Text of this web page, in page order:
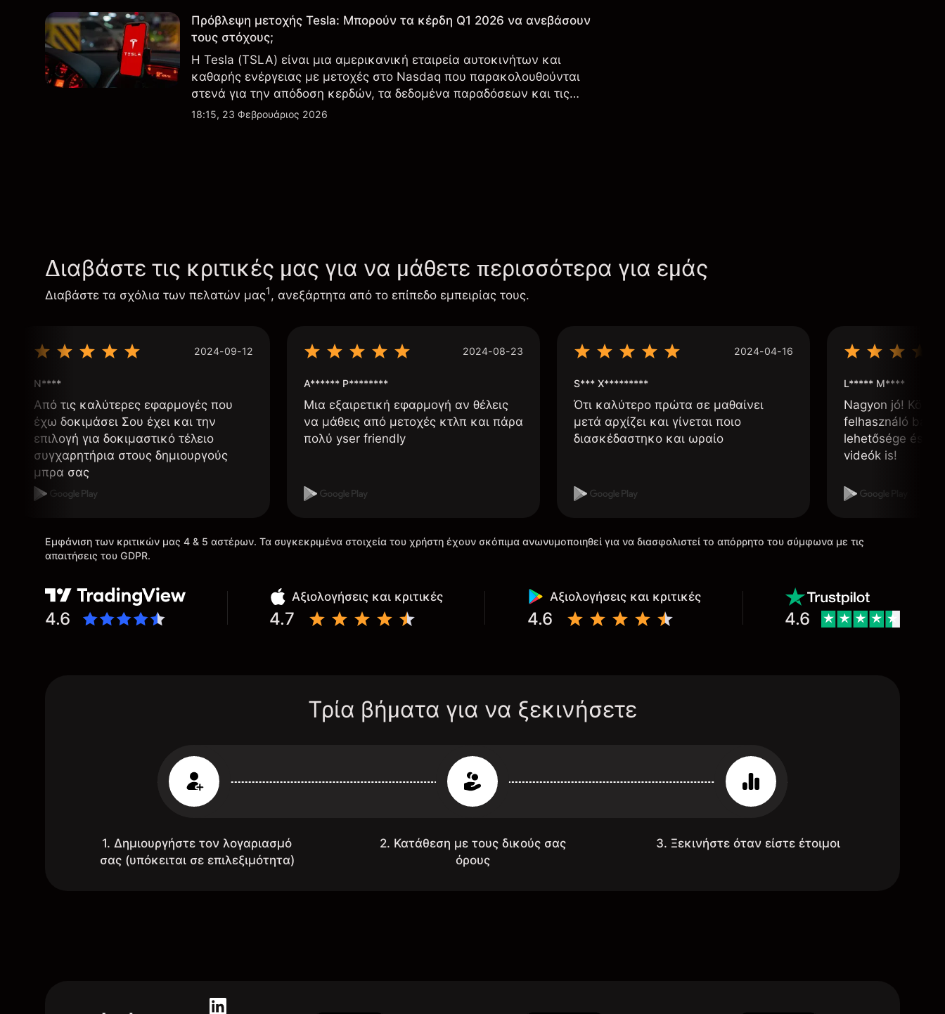
Πρόβλεψη μετοχής Tesla: Μπορούν τα κέρδη Q1 2026 να ανεβάσουν
τους στόχους;
Η Tesla (TSLA) είναι μια αμερικανική εταιρεία αυτοκινήτων και
καθαρής ενέργειας με μετοχές στο Nasdaq που παρακολουθούνται
στενά για την απόδοση κερδών, τα δεδομένα παραδόσεων και τις
εξελίξεις στην τεχνολογία και την παραγωγή.
18:15, 23 Φεβρουάριος 2026
Διαβάστε τις κριτικές μας για να μάθετε περισσότερα για εμάς
Διαβάστε τα σχόλια των πελατών μας1, ανεξάρτητα από το επίπεδο εμπειρίας τους.
2024-09-12
N****
Από τις καλύτερες εφαρμογές που
έχω δοκιμάσει Σου έχει και την
επιλογή για δοκιμαστικό τέλειο
συγχαρητήρια στους δημιουργούς
μπρα σας
2024-08-23
A****** P********
Μια εξαιρετική εφαρμογή αν θέλεις
να μάθεις από μετοχές κτλπ και πάρα
πολύ yser friendly
2024-04-16
S*** X*********
Ότι καλύτερο πρώτα σε μαθαίνει
μετά αρχίζει και γίνεται ποιο
διασκέδαστηκο και ωραίο
L***** M****
Nagyon jó!
felhasználó
lehetősége és,
videók is!
Εμφάνιση των κριτικών μας 4 & 5 αστέρων. Τα συγκεκριμένα στοιχεία του χρήστη έχουν σκόπιμα ανωνυμοποιηθεί για να διασφαλιστεί το απόρρητο του σύμφωνα με τις
απαιτήσεις του GDPR.
4.6
Αξιολογήσεις και κριτικές
4.7
Αξιολογήσεις και κριτικές
4.6 4.6
Τρία βήματα για να ξεκινήσετε
1. Δημιουργήστε τον λογαριασμό
σας (υπόκειται σε επιλεξιμότητα)
2. Κατάθεση με τους δικούς σας
όρους
3. Ξεκινήστε όταν είστε έτοιμοι